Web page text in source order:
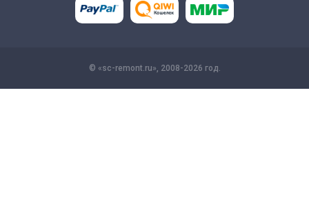
© «sc-remont.ru», 2008-2026 год.